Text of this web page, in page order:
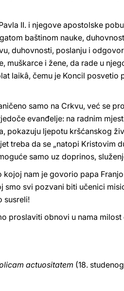
II. i njegove apostolske
baštinom nauke,
duhovnosti, poslanju i
i žene, da rade u
laikâ, čemu je Koncil posvetio
samo na Crkvu, već se
evanđelje: na radnim
pokazuju ljepotu kršćanskog
treba da se „natopi Kristovim
samo uz doprinos,
kojoj nam je govorio papa
smo svi pozvani biti učenici
susreli!
proslaviti obnovi u nama
actuositatem (18.